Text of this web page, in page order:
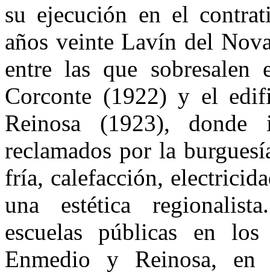
su ejecución en el
años veinte Lavín del
entre las que
Corconte (1922) y el
Reinosa (1923),
reclamados por la
fría, calefacción,
una estética
escuelas públicas en
Enmedio y Reinosa, en